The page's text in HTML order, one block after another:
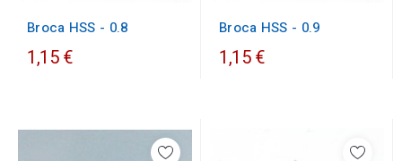
Broca HSS - 0.8
1,15 €
Broca HSS - 0.9
1,15 €